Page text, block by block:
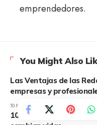
emprendedores.
You Might Also
Las Ventajas de las
empresas y
10 MIN READ
10 tendencias de